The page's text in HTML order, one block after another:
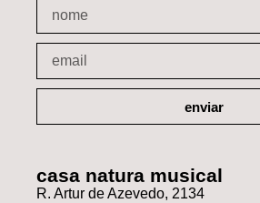
enviar
casa natura musical
R. Artur de Azevedo, 2134